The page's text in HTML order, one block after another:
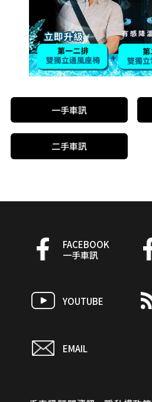
一手車訊
二手車訊
FACEBOOK
一手車訊
YOUTUBE
EMAIL